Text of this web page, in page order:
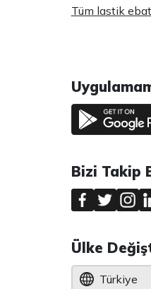
Tüm lastik
Bizi Takip
Ülke
Türkiye